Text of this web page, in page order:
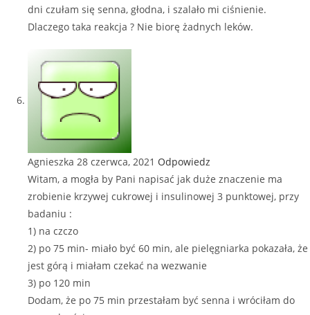
dni czułam się senna, głodna, i szalało mi ciśnienie.
Dlaczego taka reakcja ? Nie biorę żadnych leków.
Agnieszka 28 czerwca, 2021 Odpowiedz
Witam, a mogła by Pani napisać jak duże znaczenie ma
zrobienie krzywej cukrowej i insulinowej 3 punktowej, przy
badaniu :
1) na czczo
2) po 75 min- miało być 60 min, ale pielęgniarka pokazała, że
jest górą i miałam czekać na wezwanie
3) po 120 min
Dodam, że po 75 min przestałam być senna i wróciłam do